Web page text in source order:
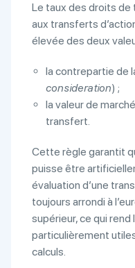
Le taux des droits de
aux transferts
élevée des deux
la contrepartie de
consideration) ;
la valeur de
transfert.
Cette règle garantit
puisse être
évaluation d’une
toujours arrondi à
supérieur, ce qui
particulièrement
calculs.